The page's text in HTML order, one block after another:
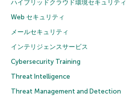
ハイブリッドクラウド環境セキュリティ
Web セキュリティ
メールセキュリティ
インテリジェンスサービス
Cybersecurity Training
Threat Intelligence
Threat Management and Detection